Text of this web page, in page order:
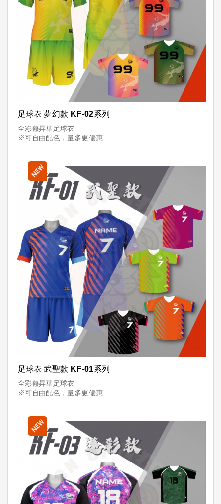
足球衣 夢幻款 KF-02系列
全彩熱昇華足球衣
※可自由配色，量多更優惠
足球衣 武聖款 KF-01系列
全彩熱昇華足球衣
※可自由配色，量多更優惠